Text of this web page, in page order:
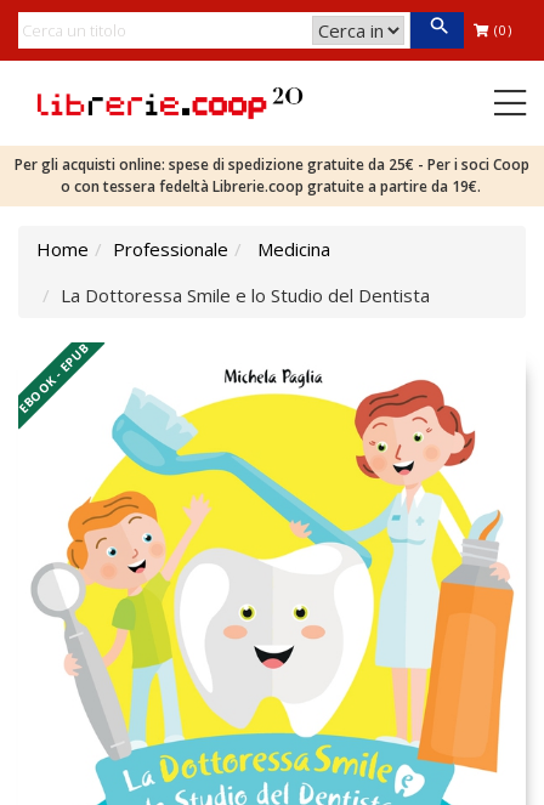
(0)
Per gli acquisti online: spese di spedizione gratuite da 25€ - Per i soci Coop
o con tessera fedeltà Librerie.coop gratuite a partire da 19€.
Home Professionale
Medicina
La Dottoressa Smile e lo Studio del Dentista
EBOOK - EPUB